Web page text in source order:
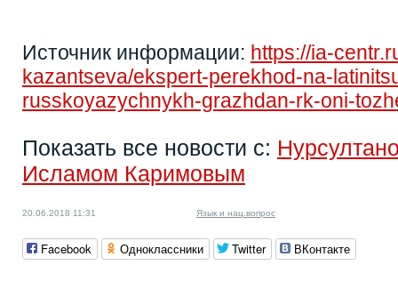
Источник информации: https://ia-
kazantseva/ekspert-perekhod-na-
russkoyazychnykh-grazhdan-rk-oni-
Показать все новости с:
Исламом Каримовым
20.06.2018 11:31 Язык и нац.вопрос
Facebook Одноклассники Twitter ВКонтакте